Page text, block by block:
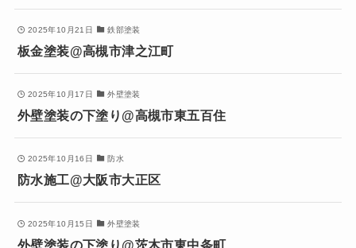
2025年10月21日 鉄部塗装
板金塗装@高槻市津之江町
2025年10月17日 外壁塗装
外壁塗装の下塗り@高槻市東五百住
2025年10月16日 防水
防水施工@大阪市大正区
2025年10月15日 外壁塗装
外壁塗装の下塗り@茨木市東中条町